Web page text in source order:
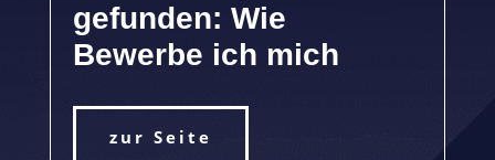
gefunden: Wie
Bewerbe ich mich
zur Seite